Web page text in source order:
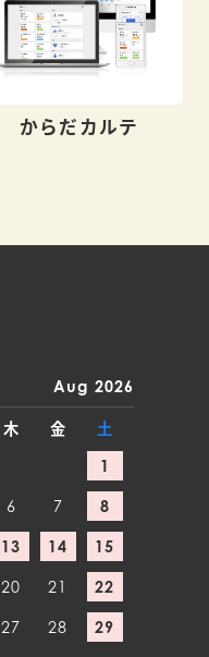
からだカルテ
Aug 2026
木 金
土
1
6 7 8
13 14 15
20 21 22
27 28 29